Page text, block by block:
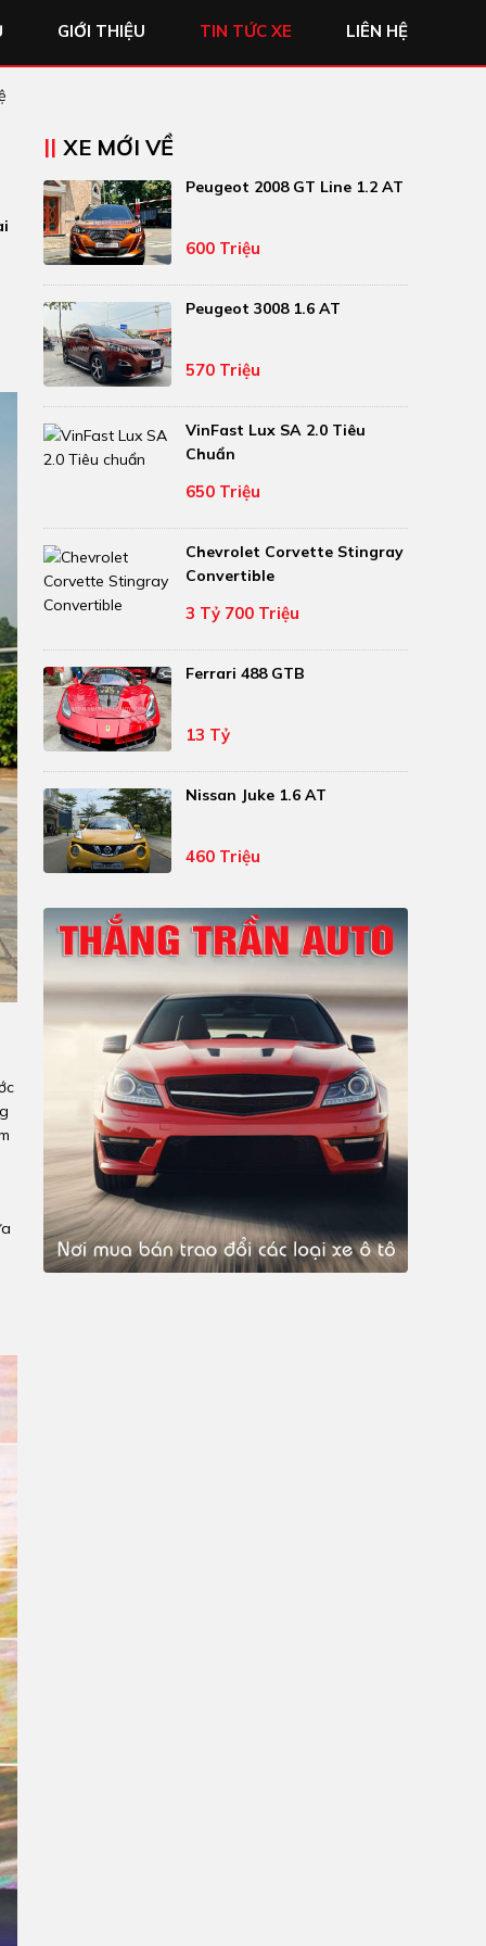
GIỚI THIỆU TIN TỨC XE LIÊN HỆ
XE MỚI VỀ
Peugeot 2008 GT Line 1.2 AT
600 Triệu
Peugeot 3008 1.6 AT
570 Triệu
VinFast Lux SA 2.0 Tiêu
Chuẩn
650 Triệu
Chevrolet Corvette Stingray
Convertible
3 Tỷ 700 Triệu
Ferrari 488 GTB
13 Tỷ
Nissan Juke 1.6 AT
460 Triệu